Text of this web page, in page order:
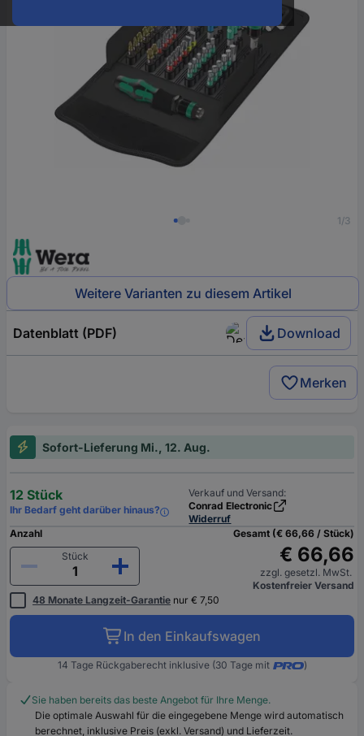
1/3
Weitere Varianten zu diesem Artikel
Datenblatt (PDF) Download
Merken
Sofort-Lieferung Mi., 12. Aug.
12 Stück
Ihr Bedarf geht darüber hinaus?
Verkauf und Versand:
Conrad Electronic
Widerruf
Anzahl
Stück
Gesamt (€ 66,66 / Stück)
€ 66,66
zzgl. gesetzl. MwSt.
Kostenfreier Versand
48 Monate Langzeit-Garantie nur € 7,50
In den Einkaufswagen
14 Tage Rückgaberecht inklusive (30 Tage mit )
Sie haben bereits das beste Angebot für Ihre Menge.
Die optimale Auswahl für die eingegebene Menge wird automatisch
berechnet, inklusive Preis (exkl. Versand) und Lieferzeit.